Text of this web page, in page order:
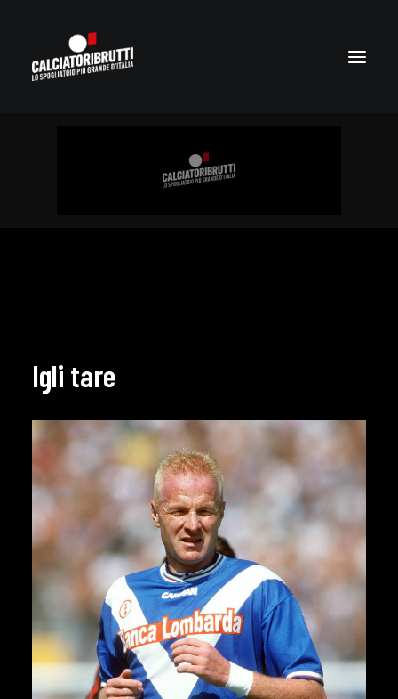
Igli tare